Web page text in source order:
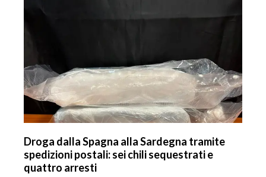
Droga dalla Spagna alla Sardegna tramite
spedizioni postali: sei chili sequestrati e
quattro arresti